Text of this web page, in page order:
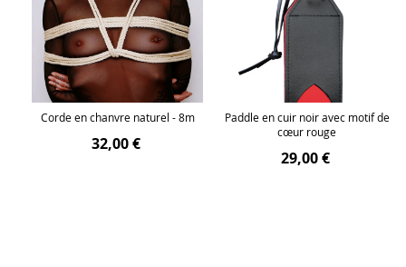
Corde en chanvre naturel - 8m
32,00 €
Paddle en cuir noir avec motif de
cœur rouge
29,00 €